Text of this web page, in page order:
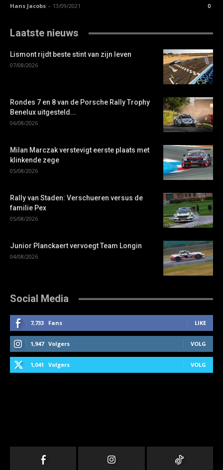
Hans Jacobs - 13/09/2021 0
Laatste nieuws
Lismont rijdt beste stint van zijn leven
07/08/2026
Rondes 7 en 8 van de Porsche Rally Trophy
Benelux uitgesteld...
06/08/2026
Milan Marczak verstevigt eerste plaats met
klinkende zege
05/08/2026
Rally van Staden: Verschueren versus de
familie Pex
05/08/2026
Junior Planckaert vervoegt Team Longin
04/08/2026
Social Media
7,733 Fans LIKE
1,947 Volgers VOLG
1,041 Volgers VOLG